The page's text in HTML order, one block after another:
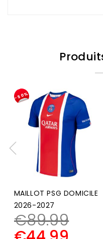
-50%
MAILLOT PSG DOMICILE
2026-2027
€89.99